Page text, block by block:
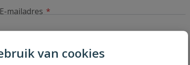
van cookies
E-mailadres